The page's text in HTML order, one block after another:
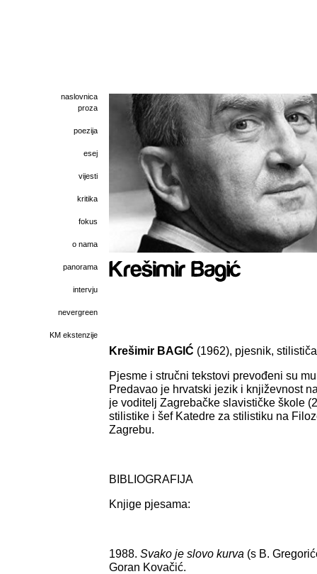
naslovnica
proza
poezija
esej
vijesti
kritika
fokus
o nama
panorama
intervju
nevergreen
KM ekstenzije
Krešimir BAGIĆ (1962), pjesnik,
Pjesme i stručni tekstovi prevođeni su
Predavao je hrvatski jezik i književnost
je voditelj Zagrebačke slavističke škole
stilistike i šef Katedre za stilistiku na
Zagrebu.
BIBLIOGRAFIJA
Knjige pjesama:
1988. Svako je slovo kurva (s B.
Goran Kovačić.